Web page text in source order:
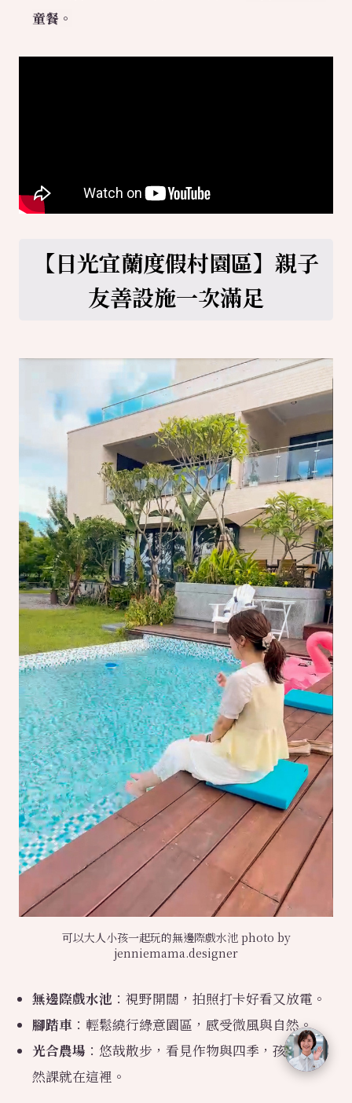
童餐。
【日光宜蘭度假村園區】親子
友善設施一次滿足
可以大人小孩一起玩的無邊際戲水池 photo by
jenniemama.designer
無邊際戲水池 ：視野開闊，拍照打卡好看又放電。
腳踏車：輕鬆繞行綠意園區，感受微風與自然。
光合農場 ：悠哉散步，看見作物與四季，孩子的自
然課就在這裡。